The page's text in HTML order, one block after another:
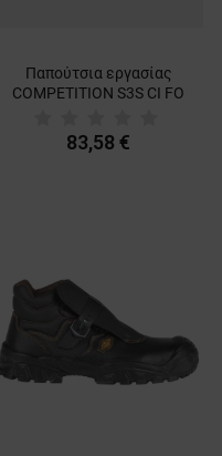
Παπούτσια εργασίας
COMPETITION S3S CI FO
83,58 €